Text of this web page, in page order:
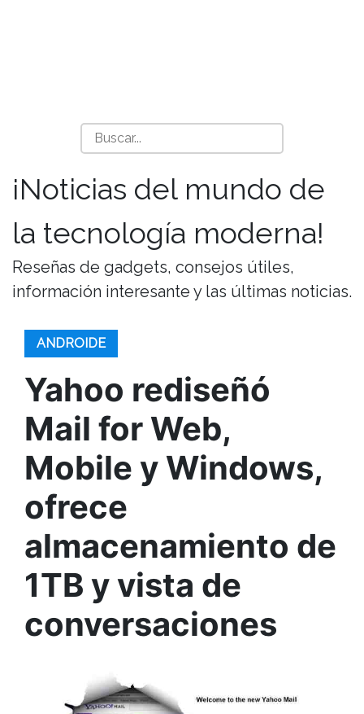
¡Noticias del mundo de
la tecnología moderna!
Reseñas de gadgets, consejos útiles,
información interesante y las últimas noticias.
ANDROIDE
Yahoo rediseñó
Mail for Web,
Mobile y Windows,
ofrece
almacenamiento de
1TB y vista de
conversaciones